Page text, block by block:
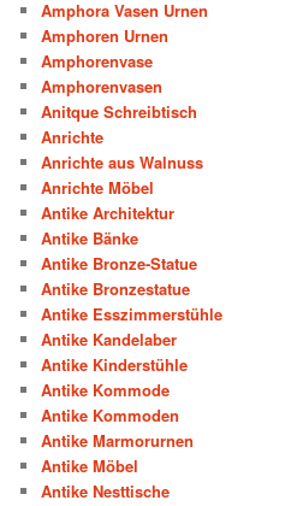
Amphora Vasen Urnen
Amphoren Urnen
Amphorenvase
Amphorenvasen
Anitque Schreibtisch
Anrichte
Anrichte aus Walnuss
Anrichte Möbel
Antike Architektur
Antike Bänke
Antike Bronze-Statue
Antike Bronzestatue
Antike Esszimmerstühle
Antike Kandelaber
Antike Kinderstühle
Antike Kommode
Antike Kommoden
Antike Marmorurnen
Antike Möbel
Antike Nesttische